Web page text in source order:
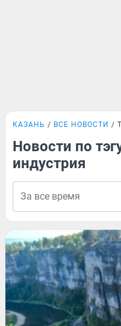
КАЗАНЬ ВСЕ НОВОСТИ
Новости по
индустрия